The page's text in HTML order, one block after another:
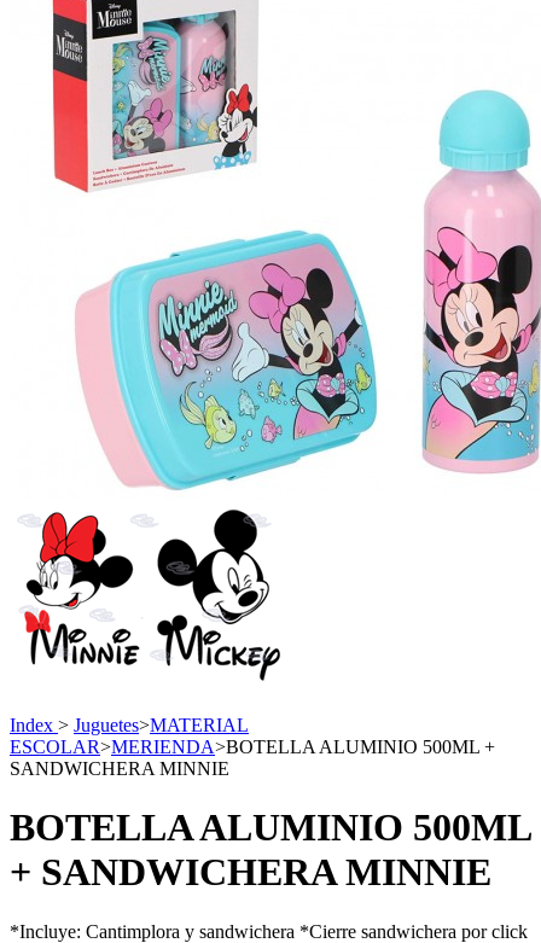
Index > Juguetes>MATERIAL
ESCOLAR>MERIENDA>BOTELLA ALUMINIO 500ML +
SANDWICHERA MINNIE
BOTELLA ALUMINIO 500ML
+ SANDWICHERA MINNIE
*Incluye: Cantimplora y sandwichera *Cierre sandwichera por click